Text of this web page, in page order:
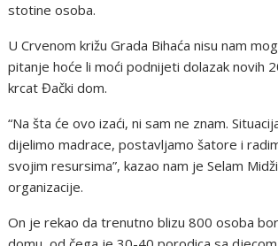
stotine osoba.
U Crvenom križu Grada Bihaća nisu nam
pitanje hoće li moći podnijeti dolazak novih
krcat Đački dom.
“Na šta će ovo izaći, ni sam ne znam.
dijelimo madrace, postavljamo šatore i
svojim resursima”, kazao nam je Selam
organizacije.
On je rekao da trenutno blizu 800 osoba